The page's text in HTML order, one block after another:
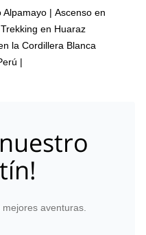
Alpamayo | Ascenso en
Trekking en Huaraz
la Cordillera Blanca
|
aventuras.